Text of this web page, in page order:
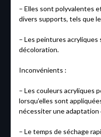
– Elles sont polyvalentes
divers supports, tels que
– Les peintures
décoloration.
Inconvénients :
– Les couleurs acryliques
lorsqu’elles sont
nécessiter une adaptation
– Le temps de séchage